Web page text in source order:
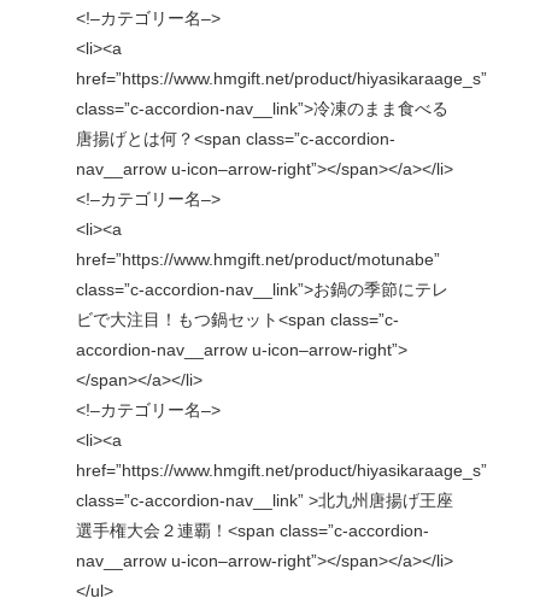
<!–カテゴリー名–>
<li><a
href=”https://www.hmgift.net/product/hiyasikaraage_s”
class=”c-accordion-nav__link”>冷凍のまま食べる
唐揚げとは何？<span class=”c-accordion-
nav__arrow u-icon–arrow-right”></span></a></li>
<!–カテゴリー名–>
<li><a
href=”https://www.hmgift.net/product/motunabe”
class=”c-accordion-nav__link”>お鍋の季節にテレ
ビで大注目！もつ鍋セット<span class=”c-
accordion-nav__arrow u-icon–arrow-right”>
</span></a></li>
<!–カテゴリー名–>
<li><a
href=”https://www.hmgift.net/product/hiyasikaraage_s”
class=”c-accordion-nav__link” >北九州唐揚げ王座
選手権大会２連覇！<span class=”c-accordion-
nav__arrow u-icon–arrow-right”></span></a></li>
</ul>